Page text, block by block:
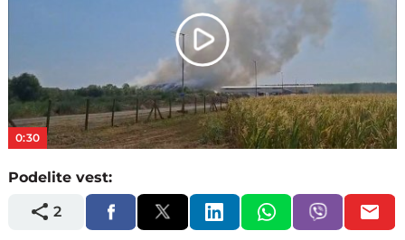
Play
Video
0:30
Podelite vest:
2